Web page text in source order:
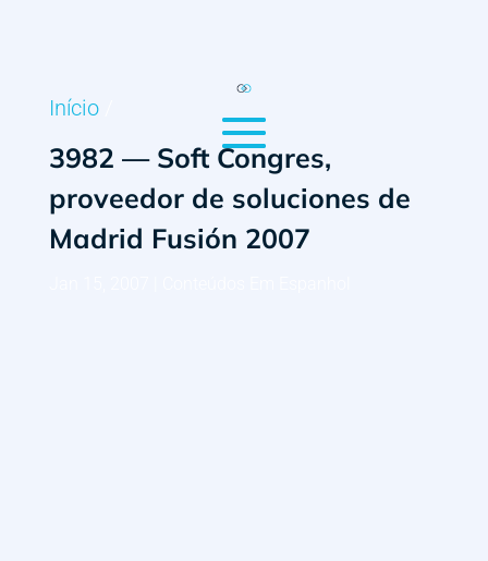
Início
3982 — Soft Congres,
proveedor de soluciones de
Madrid Fusión 2007